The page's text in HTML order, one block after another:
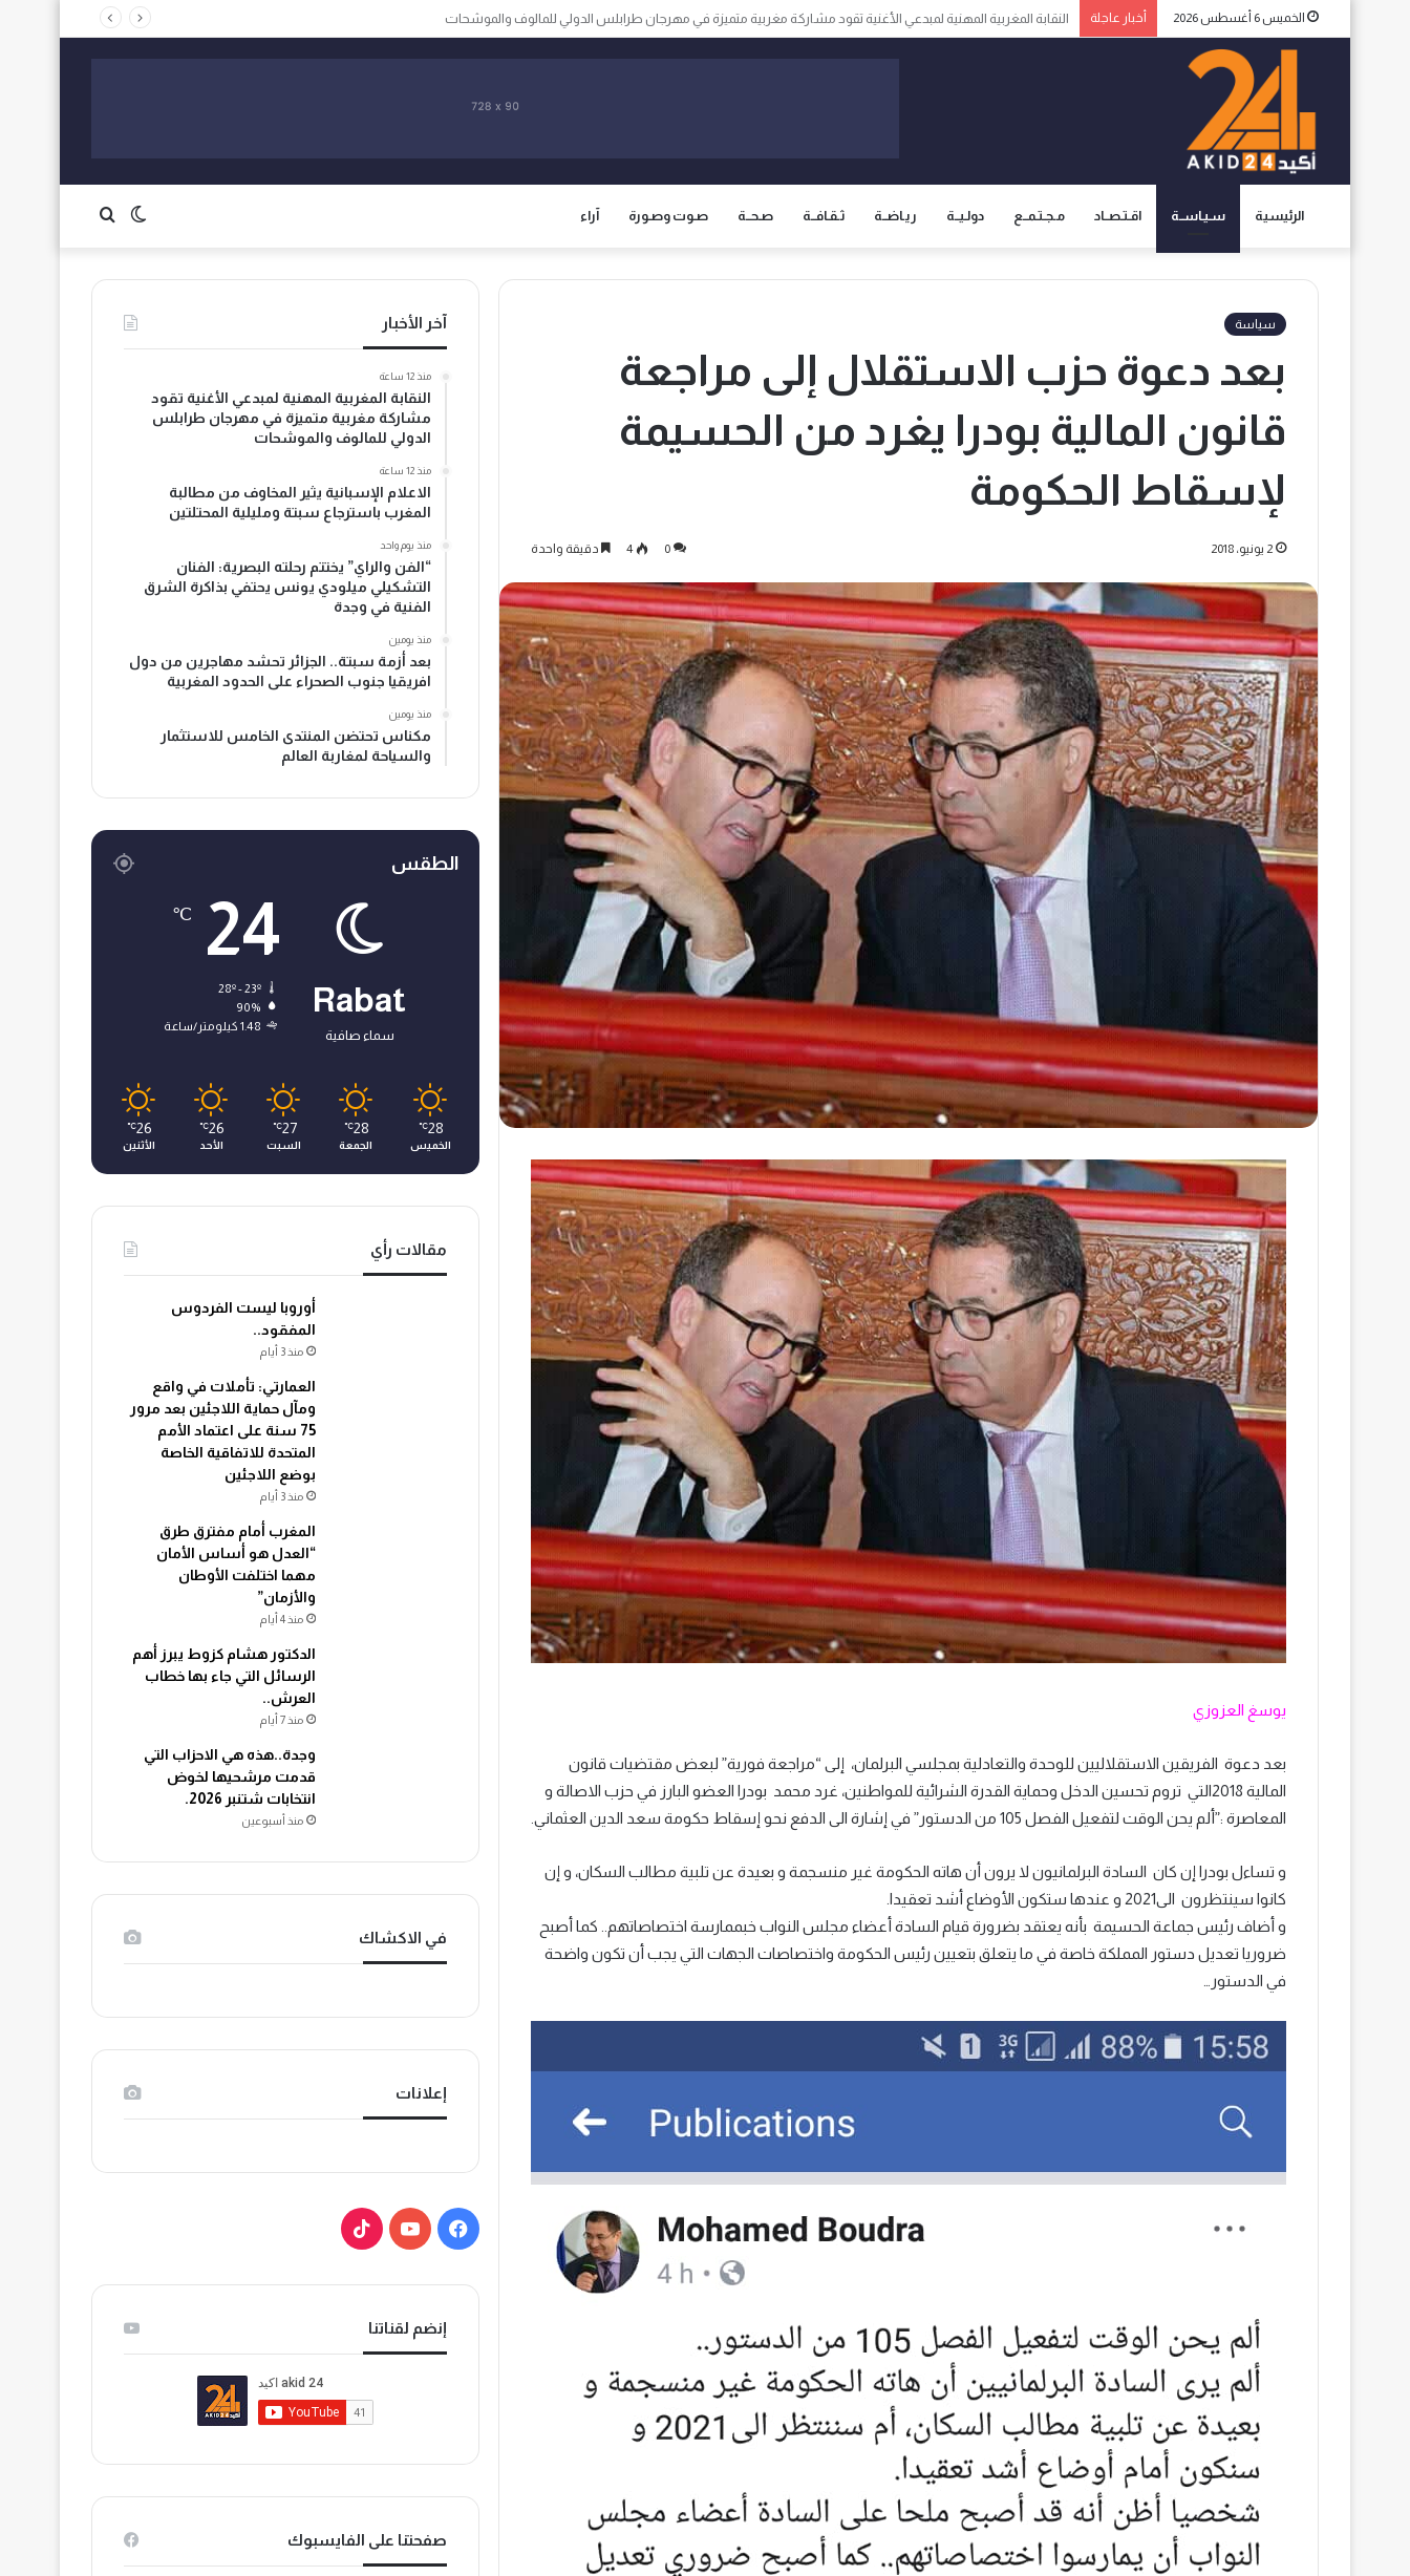
الخميس 6 أغسطس 2026 أخبار عاجلة الاعلام الإسبانية يثير المخاوف من مطالبة المغرب باسترجاع سبتة ومليلية المحتلتين
الرئيسية سـيـاســة اقـتـصــاد مـجـتـمــع دولـيــة ريـاضــة ثـقـافــة صـحــة صـوت وصـورة آراء الوضع
المظلم
سياسة
بعد دعوة حزب الاستقلال إلى مراجعة
قانون المالية بودرا يغرد من الحسيمة
لإسقاط الحكومة
2 يونيو، 2018 0
4 دقيقة واحدة
يوسغ العزوزي
بعد دعوة الفريقين الاستقلاليين للوحدة والتعادلية بمجلسي البرلمان، إلى “مراجعة فورية” لبعض مقتضيات قانون
المالية 2018التي تروم تحسين الدخل وحماية القدرة الشرائية للمواطنين، غرد محمد بودرا العضو البارز في حزب الاصالة و
المعاصرة :”ألم يحن الوقت لتفعيل الفصل 105 من الدستور” في إشارة الى الدفع نحو إسقاط حكومة سعد الدين العثماني.
و تساءل بودرا إن كان السادة البرلمانيون لا يرون أن هاته الحكومة غير منسجمة و بعيدة عن تلبية مطالب السكان، و إن
كانوا سينتظرون الى2021 و عندها ستكون الأوضاع أشد تعقيدا.
و أضاف رئيس جماعة الحسيمة بأنه يعتقد بضرورة قيام السادة أعضاء مجلس النواب خبممارسة اختصاصاتهم.. كما أصبح
ضروريا تعديل دستور المملكة خاصة في ما يتعلق بتعيين رئيس الحكومة واختصاصات الجهات التي يجب أن تكون واضحة
في الدستور…
آخر الأخبار
منذ 12 ساعة
النقابة المغربية المهنية لمبدعي الأغنية تقود
مشاركة مغربية متميزة في مهرجان طرابلس
الدولي للمالوف والموشحات
منذ 12 ساعة
الاعلام الإسبانية يثير المخاوف من مطالبة
المغرب باسترجاع سبتة ومليلية المحتلتين
منذ يوم واحد
“الفن والراي” يختتم رحلته البصرية: الفنان
التشكيلي ميلودي يونس يحتفي بذاكرة الشرق
الفنية في وجدة
منذ يومين
بعد أزمة سبتة.. الجزائر تحشد مهاجرين من دول
افريقيا جنوب الصحراء على الحدود المغربية
منذ يومين
مكناس تحتضن المنتدى الخامس للاستثمار
والسياحة لمغاربة العالم
الطقس
Rabat
سماء صافية
24
℃
90%
1.48 كيلومتر/ساعة
28
℃
الخميس
28
℃
الجمعة
27
℃
السبت
26
℃
الأحد
26
℃
الأثنين
مقالات رأي
أوروبا ليست الفردوس
المفقود..
منذ 3 أيام
العمارتي: تأملات في واقع
ومآل حماية اللاجئين بعد مرور
75 سنة على اعتماد الأمم
المتحدة للاتفاقية الخاصة
بوضع اللاجئين
منذ 3 أيام
المغرب أمام مفترق طرق
“العدل هو أساس الأمان
مهما اختلفت الأوطان
والأزمان”
منذ 4 أيام
الدكتور هشام كزوط يبرز أهم
الرسائل التي جاء بها خطاب
العرش..
منذ 7 أيام
وجدة..هذه هي الاحزاب التي
قدمت مرشحيها لخوض
انتخابات شتنبر 2026.
منذ أسبوعين
في الاكشاك
إعلانات
ف
ب
ي
k
T
إنضم لقناتنا
صفحتنا على الفايسبوك